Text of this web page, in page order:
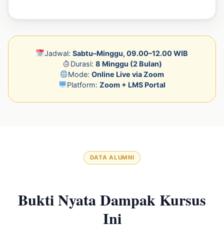
Jadwal: Sabtu–Minggu, 09.00–12.00 WIB
Durasi: 8 Minggu (2 Bulan)
Mode:Online Live via Zoom
Platform: Zoom + LMS Portal
DATA ALUMNI
Bukti Nyata Dampak Kursus
Ini